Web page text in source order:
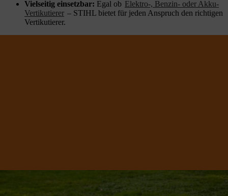
Vielseitig einsetzbar: Egal ob Elektro-, Benzin- oder Akku-
Vertikutierer – STIHL bietet für jeden Anspruch den richtigen
Vertikutierer.